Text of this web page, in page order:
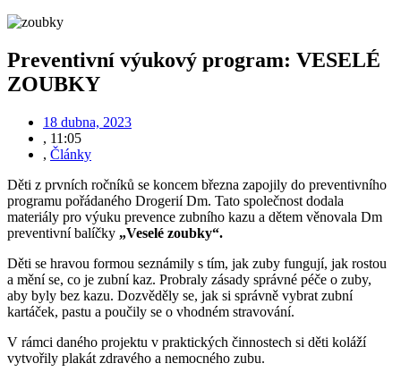
Preventivní výukový program: VESELÉ
ZOUBKY
18 dubna, 2023
, 11:05
, Články
Děti z prvních ročníků se koncem března zapojily do preventivního
programu pořádaného Drogerií Dm. Tato společnost dodala
materiály pro výuku prevence zubního kazu a dětem věnovala Dm
preventivní balíčky „Veselé zoubky“.
Děti se hravou formou seznámily s tím, jak zuby fungují, jak rostou
a mění se, co je zubní kaz. Probraly zásady správné péče o zuby,
aby byly bez kazu. Dozvěděly se, jak si správně vybrat zubní
kartáček, pastu a poučily se o vhodném stravování.
V rámci daného projektu v praktických činnostech si děti koláží
vytvořily plakát zdravého a nemocného zubu.